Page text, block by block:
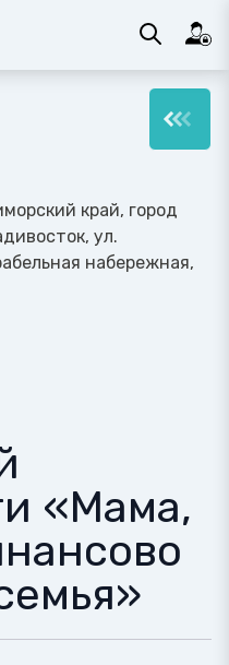
край, город
ул.
набережная,
«Мама,